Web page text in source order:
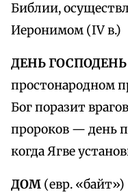
Библии,
Иеронимом (IV в.)
ДЕНЬ ГОСПОДЕНЬ
простонародном
Бог поразит
пророков — день
когда Ягве
ДОМ (евр.